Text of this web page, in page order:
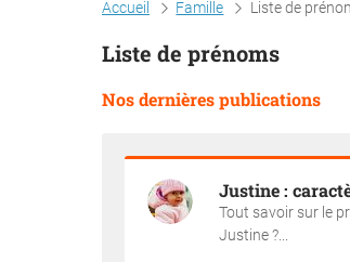
Accueil Famille Liste de
Liste de prénoms
Nos dernières publications
Justine :
Tout savoir sur le
Justine ?...